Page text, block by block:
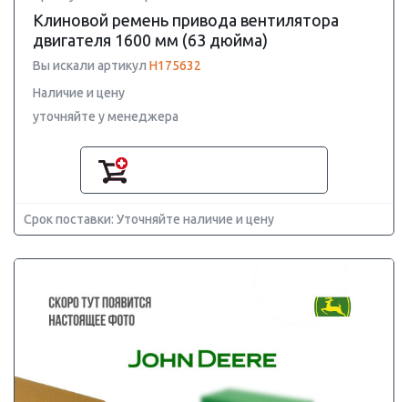
Клиновой ремень привода вентилятора
двигателя 1600 мм (63 дюйма)
Вы искали артикул H175632
Наличие и цену
уточняйте у менеджера
Срок поставки: Уточняйте наличие и цену